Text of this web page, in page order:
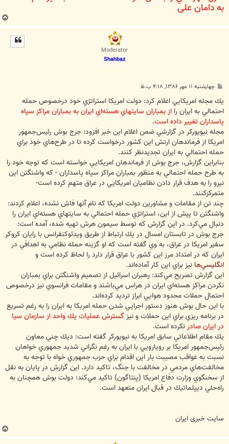
به دامان علي‌
ب
ا
Moderator
Shahbaz
پ
ت
چهارشنبه ۱۱ مهر ۱۳۸۶, ۴:۱۸ ب.ظ
يك مجله امريكايي اعلام كرد: دولت امريكا استراتژي خود درخصوص حمله
احتمالي به ايران را از بمباران سايتهاي هسته‌اي ايران به بمباران مراكز سپاه
پاسداران تغيير داده است.
مجله نيويوركر در گزارشي ضمن اعلام اين خبر افزود: جرج بوش رئيس‌جمهور
امريكا از فرماندهان ارتش اين كشور درخواست كرده تا در طرح‌هاي خود براي
حمله احتمالي به ايران تجديدنظر كنند.
بنابراين گزارش، جرج بوش از فرماندهان امريكايي خواسته است كه توجه خود را
به طرح حمله احتمالي به منظور بمباران مراكز سپاه پاسداران - كه واشنگتن اين
نيرو را به هدف قرار دادن نظاميان امريكايي در عراق متهم كرده است-
متمركزكنند.
چند تن از مقامات و مشاورين دولت امريكا كه نام آنها فاش نشده، اعلام كردند:
واشنگتن تا پيش از اين، استراتژي حمله احتمالي به سايتهاي هسته‌اي ايران را
دنبال مي‌كرد. در اين گزارش كه توسط سيمون هرش تهيه شده، آمده است:
جرج بوش در تابستان امسال در يك ارتباط از طريق ويدئوكنفرانس با رايان كروكر
سفير امريكا در عراق، به وي گفته است كه او گزينه حمله نظامي به اهدافي در
ايران كه در امتداد مرز اين كشور با عراق قرار دارد را لحاظ كرده است و
نگليسي‌هانيز براي اين كار آماده‌اند.
اين گزارش تصريح مي‌كند: رهبران اسرائيل از تصميم واشنگتن براي بمباران
نكردن مراكز هسته‌اي ايران در هراس مي‌باشند و مقامات فرانسوي نيز درخصوص
احتمال حملات محدود هوايي ابراز ترديد كرده‌اند.
با اين حال بوش هنوز دستور اجرايي شدن حمله امريكا به ايران را به رغم تسريع
در برنامه ريزي براي اين حملات و نيز گسترش عمليات يك واحد از سازمان سيا
در ايران صادرنكرده است.
يك مقام اطلاعاتي سابق امريكا به نيويوركر گفته است: ديك چني معاون
رئيس‌جمهور امريكا بر رويارويي با ايران به رغم نگراني شديد جمهوري خواهان
نسبت به عواقب مصيبت بار اين اقدام براي حزب جمهوري خواه با توجه به
مخالفت‌هاي مردمي در مخالفت با جنگ، تاكيد دارد. اين گزارش در پايان به نقل
از سخنگوي وزارت دفاع امريكا (پنتاگون) تاكيد مي‌كند: دولت بوش همچنان به
راه‌حلي ديپلماتيك در قبال ايران متعهد است.
سایت خبری ایران
ب
ا